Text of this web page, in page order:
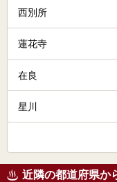
西別所
蓮花寺
在良
星川
近隣の都道府県か